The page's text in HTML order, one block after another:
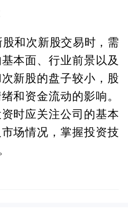
和次新股交易时，需
本面、行业前景以及
新股的盘子较小，股
和资金流动的影响。
时应关注公司的基本
场情况，掌握投资技